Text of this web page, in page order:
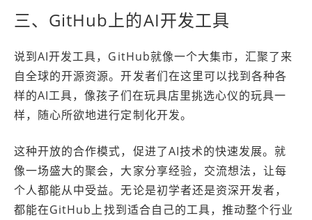
三、GitHub上的AI开发工具
说到AI开发工具，GitHub就像一个大集市，汇聚了来
自全球的开源资源。开发者们在这里可以找到各种各
样的AI工具，像孩子们在玩具店里挑选心仪的玩具一
样，随心所欲地进行定制化开发。
这种开放的合作模式，促进了AI技术的快速发展。就
像一场盛大的聚会，大家分享经验，交流想法，让每
个人都能从中受益。无论是初学者还是资深开发者，
都能在GitHub上找到适合自己的工具，推动整个行业